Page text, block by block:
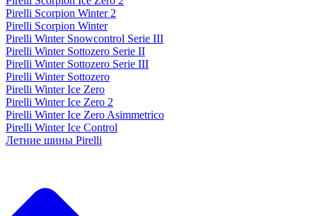
Pirelli Scorpion Winter 2
Pirelli Scorpion Winter
Pirelli Winter Snowcontrol Serie III
Pirelli Winter Sottozero Serie II
Pirelli Winter Sottozero Serie III
Pirelli Winter Sottozero
Pirelli Winter Ice Zero
Pirelli Winter Ice Zero 2
Pirelli Winter Ice Zero Asimmetrico
Pirelli Winter Ice Control
Летние шины Pirelli